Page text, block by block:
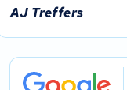
AJ Treffers